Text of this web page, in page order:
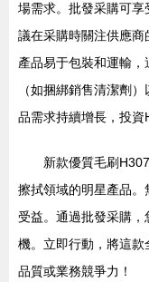
場需求。批發采購可
議在采購時關注供應
產品易于包裝和運輸
（如捆綁銷售清潔劑
品需求持續增長，投資
新款優質毛刷
擦拭領域的明星產品
受益。通過批發采購
機。立即行動，將這
品質或業務競爭力！